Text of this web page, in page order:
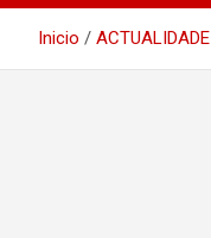
Inicio ACTUALIDADE